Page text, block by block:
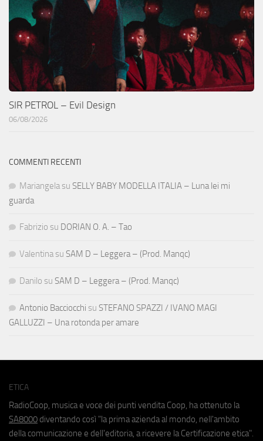
SIR PETROL – Evil Design
06/08/2026
COMMENTI RECENTI
Mariangela su SELLY BABY MODELLA ITALIA – Luna lei mi
guarda
Fabrizio su DORIAN O. A. – Tao
Valentina su SAM D – Leggera – (Prod. Manqc)
Danilo su SAM D – Leggera – (Prod. Manqc)
Antonio Bacciocchi su STEFANO SPAZZI / IVANO MAGI
GALLUZZI – Una rotonda per amare
ETICA
RadioCoop, musica e voce dei punti vendita Coop, ha ottenuto la
SA8000 diventando così "la prima azienda al mondo, nell'ambito
della comunicazione e dell'editoria, a ricevere la Certificazione etica".